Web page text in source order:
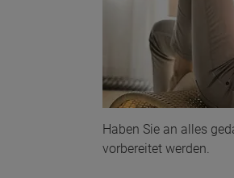
Haben Sie an alles
vorbereitet werden.